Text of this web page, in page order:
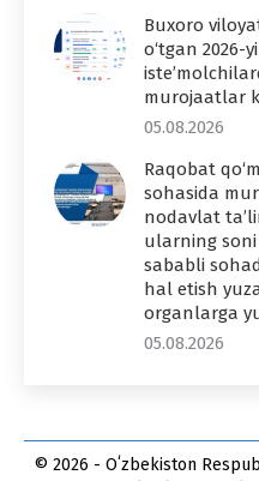
Buxoro
o‘tgan 2026-
murojaatlar
05.08.2026
Raqobat
sohasida
nodavlat
ularning
sababli
hal etish
organlarga
05.08.2026
© 2026 - Oʻzbekiston